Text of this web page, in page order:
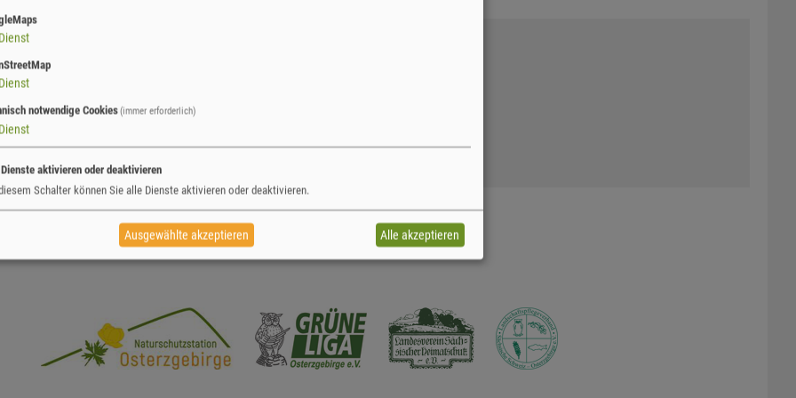
notwendige Cookies(immer erforderlich)
aktivieren oder deaktivieren
Schalter können Sie alle Dienste aktivieren oder deaktivieren.
Ausgewählte akzeptieren Alle akzeptieren